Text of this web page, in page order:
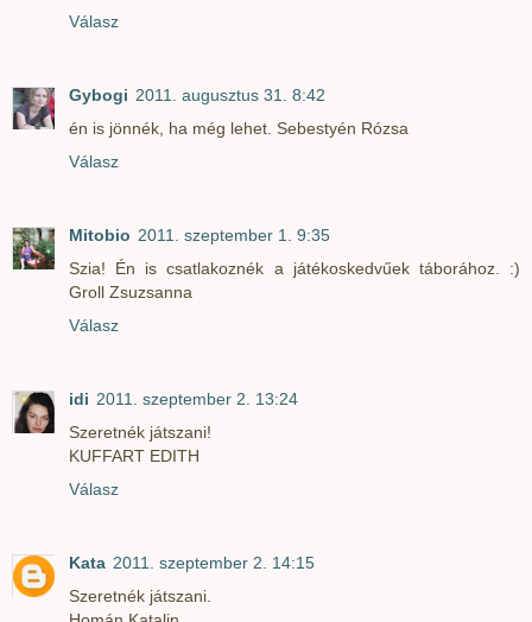
Válasz
Gybogi 2011. augusztus 31. 8:42
én is jönnék, ha még lehet. Sebestyén Rózsa
Válasz
Mitobio 2011. szeptember 1. 9:35
Szia! Én is csatlakoznék a játékoskedvűek táborához. :)
Groll Zsuzsanna
Válasz
idi 2011. szeptember 2. 13:24
Szeretnék játszani!
KUFFART EDITH
Válasz
Kata 2011. szeptember 2. 14:15
Szeretnék játszani.